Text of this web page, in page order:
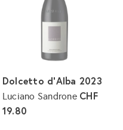
Dolcetto d'Alba 2023
Luciano Sandrone CHF
19.80